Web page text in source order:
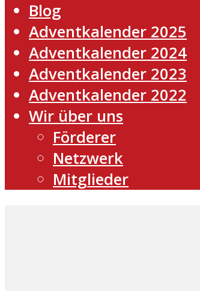
Blog
Adventkalender 2025
Adventkalender 2024
Adventkalender 2023
Adventkalender 2022
Wir über uns
Förderer
Netzwerk
Mitglieder